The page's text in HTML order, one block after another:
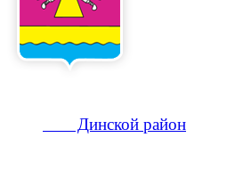
Динской район